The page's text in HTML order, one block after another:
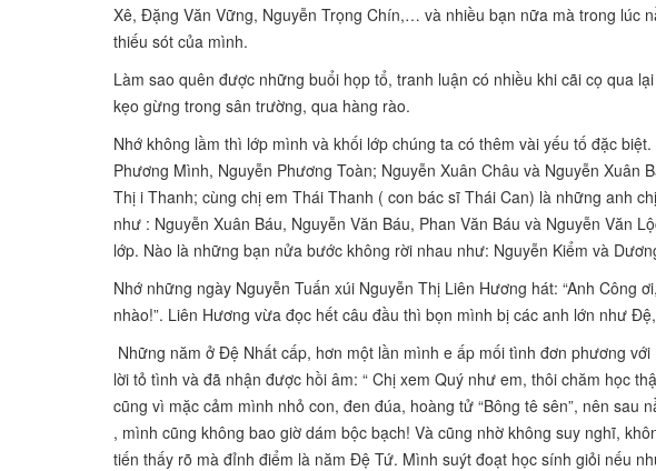
Xê, Đặng Văn Vững, Nguyễn Trọng Chín,… và nhiều bạn nữa mà trong lúc
thiếu sót của mình.
Làm sao quên được những buổi họp tổ, tranh luận có nhiều khi cãi cọ qua
kẹo gừng trong sân trường, qua hàng rào.
Nhớ không lầm thì lớp mình và khối lớp chúng ta có thêm vài yếu tố đặc
Phương Mình, Nguyễn Phương Toàn; Nguyễn Xuân Châu và Nguyễn Xuân
Thị i Thanh; cùng chị em Thái Thanh ( con bác sĩ Thái Can) là những anh
như : Nguyễn Xuân Báu, Nguyễn Văn Báu, Phan Văn Báu và Nguyễn Văn
lớp. Nào là những bạn nửa bước không rời nhau như: Nguyễn Kiểm và
Nhớ những ngày Nguyễn Tuấn xúi Nguyễn Thị Liên Hương hát: “Anh Công
nhào!”. Liên Hương vừa đọc hết câu đầu thì bọn mình bị các anh lớn như
Những năm ở Đệ Nhất cấp, hơn một lần mình e ấp mối tình đơn phương với
lời tỏ tình và đã nhận được hồi âm: “ Chị xem Quý như em, thôi chăm học
cũng vì mặc cảm mình nhỏ con, đen đúa, hoàng tử “Bông tê sên”, nên sau
, mình cũng không bao giờ dám bộc bạch! Và cũng nhờ không suy nghĩ,
tiến thấy rõ mà đỉnh điểm là năm Đệ Tứ. Mình suýt đoạt học sính giỏi nếu